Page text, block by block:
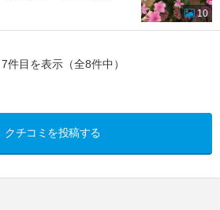
10
件目を表示（全8件中）
クチコミを投稿する